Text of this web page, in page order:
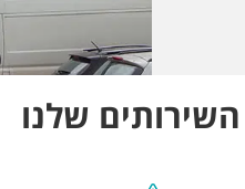
השירותים שלנו